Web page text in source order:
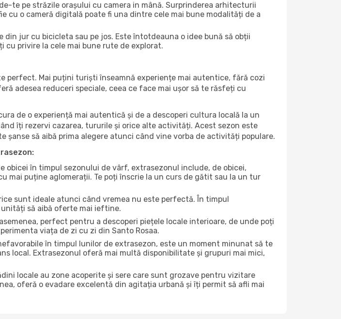
te pe străzile orașului cu camera in mână. Surprinderea arhitecturii
o cameră digitală poate fi una dintre cele mai bune modalități de a
din jur cu bicicleta sau pe jos. Este întotdeauna o idee bună să obții
cu privire la cele mai bune rute de explorat.
perfect. Mai puțini turiști înseamnă experiențe mai autentice, fără cozi
adesea reduceri speciale, ceea ce face mai ușor să te răsfeți cu
de o experiență mai autentică și de a descoperi cultura locală la un
îți rezervi cazarea, tururile și orice alte activități. Acest sezon este
șanse să aibă prima alegere atunci când vine vorba de activități populare.
obicei în timpul sezonului de vârf, extrasezonul include, de obicei,
mai puține aglomerații. Te poți înscrie la un curs de gătit sau la un tur
sunt ideale atunci când vremea nu este perfectă. În timpul
să aibă oferte mai ieftine.
perfect pentru a descoperi piețele locale interioare, de unde poți
viața de zi cu zi din Santo Rosaa.
în timpul lunilor de extrasezon, este un moment minunat să te
local. Extrasezonul oferă mai multă disponibilitate și grupuri mai mici,
locale au zone acoperite și sere care sunt grozave pentru vizitare
oferă o evadare excelentă din agitația urbană și îți permit să afli mai